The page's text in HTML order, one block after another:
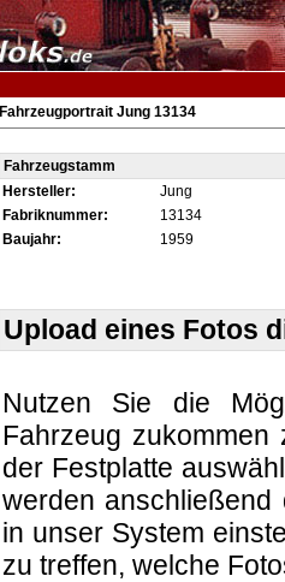
Fahrzeugportrait Jung 13134
Fahrzeugstamm
Hersteller:
Jung
Fabriknummer:
13134
Baujahr:
1959
Upload eines Fotos
Nutzen Sie die
Fahrzeug
der Festplatte
werden anschließend
in unser System
zu treffen, welche